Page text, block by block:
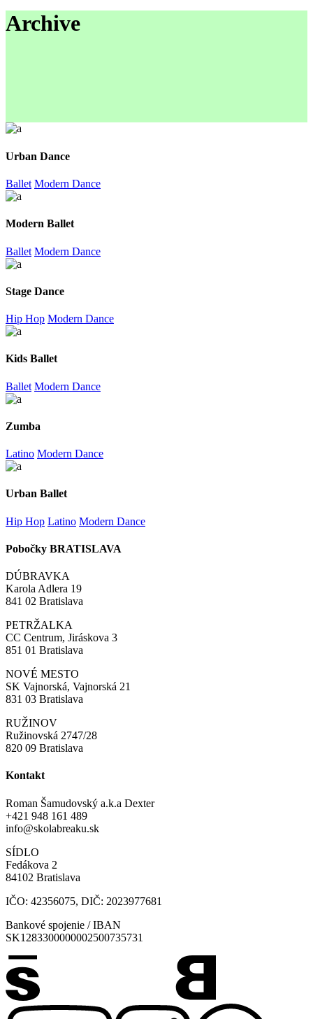
Archive
Urban Dance
Ballet Modern Dance
Modern Ballet
Ballet Modern Dance
Stage Dance
Hip Hop Modern Dance
Kids Ballet
Ballet Modern Dance
Zumba
Latino Modern Dance
Urban Ballet
Hip Hop Latino Modern Dance
Pobočky BRATISLAVA
DÚBRAVKA
Karola Adlera 19
841 02 Bratislava
PETRŽALKA
CC Centrum, Jiráskova 3
851 01 Bratislava
NOVÉ MESTO
SK Vajnorská, Vajnorská 21
831 03 Bratislava
RUŽINOV
Ružinovská 2747/28
820 09 Bratislava
Kontakt
Roman Šamudovský a.k.a Dexter
+421 948 161 489
info@skolabreaku.sk
SÍDLO
Fedákova 2
84102 Bratislava
IČO: 42356075, DIČ: 2023977681
Bankové spojenie / IBAN
SK1283300000002500735731